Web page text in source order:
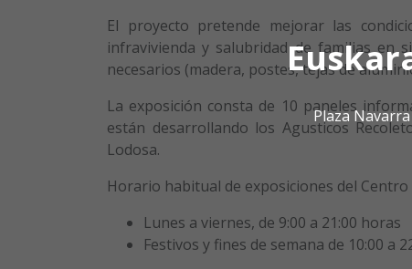
Plaza Navarra
El proyecto pretende mejorar las
infravivienda y salubridad de familias en
necesarios (madera, postes, tejas de
La exposición consta de 10 paneles
están desarrollando los Agusticos
Lodosa.
Horario habitual de exposiciones del Centro
Lunes a viernes, de 9:00 a 21:00 horas
Festivos y fines de semana de 10:00 a